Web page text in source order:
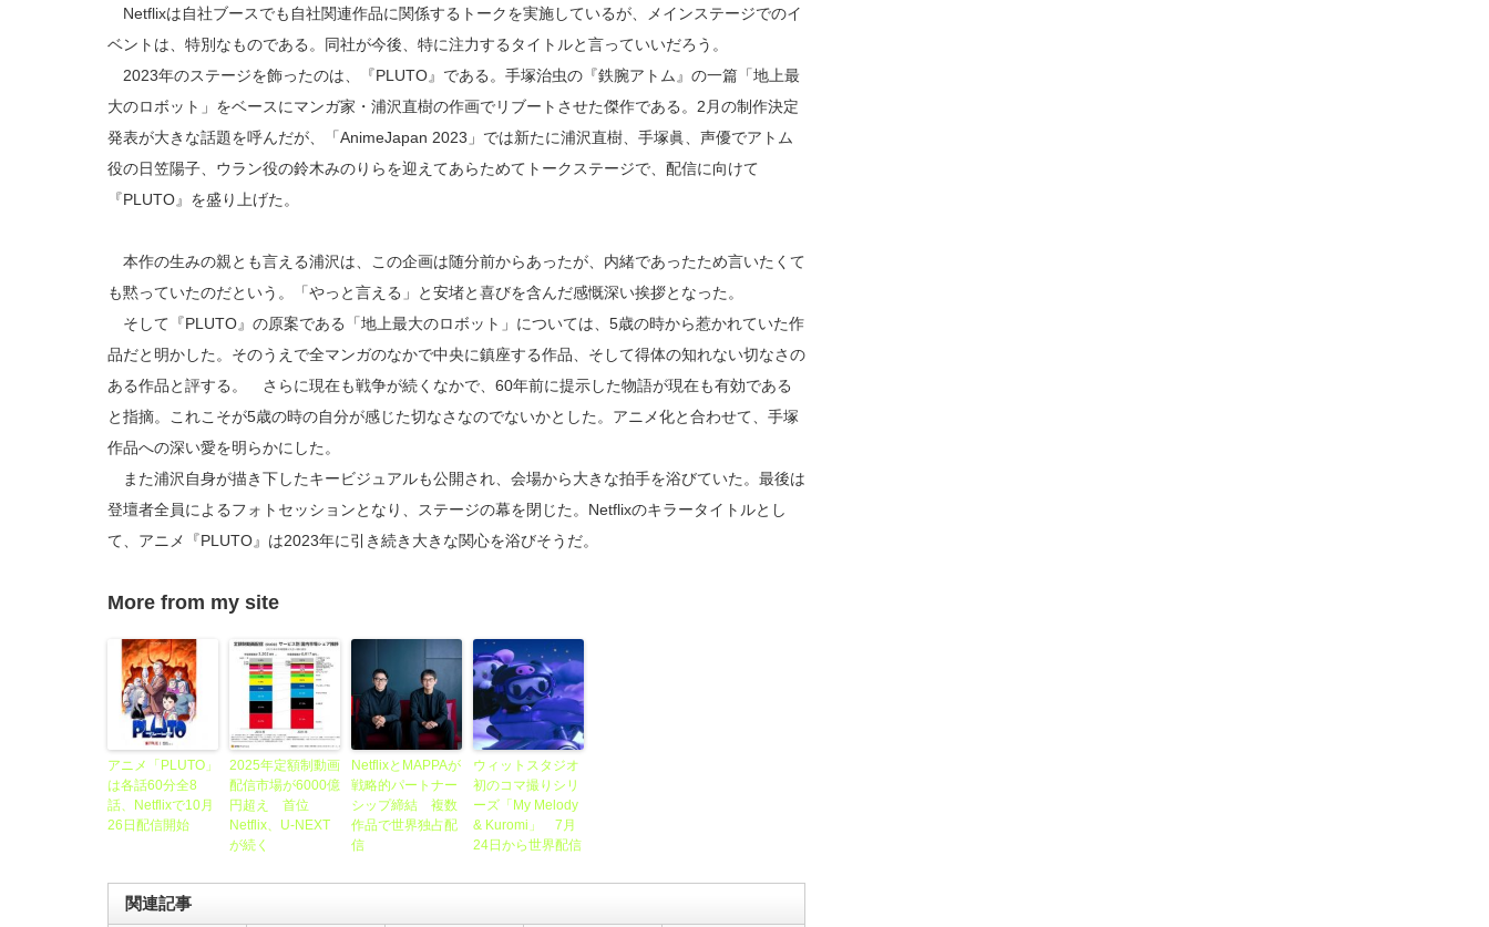
Netflixは自社ブースでも自社関連作品に関係するトークを実施しているが、メインステージでのイ
ベントは、特別なものである。同社が今後、特に注力するタイトルと言っていいだろう。
2023年のステージを飾ったのは、『PLUTO』である。手塚治虫の『鉄腕アトム』の一篇「地上最
大のロボット」をベースにマンガ家・浦沢直樹の作画でリブートさせた傑作である。2月の制作決定
発表が大きな話題を呼んだが、「AnimeJapan 2023」では新たに浦沢直樹、手塚眞、声優でアトム
役の日笠陽子、ウラン役の鈴木みのりらを迎えてあらためてトークステージで、配信に向けて
『PLUTO』を盛り上げた。
本作の生みの親とも言える浦沢は、この企画は随分前からあったが、内緒であったため言いたくて
も黙っていたのだという。「やっと言える」と安堵と喜びを含んだ感慨深い挨拶となった。
そして『PLUTO』の原案である「地上最大のロボット」については、5歳の時から惹かれていた作
品だと明かした。そのうえで全マンガのなかで中央に鎮座する作品、そして得体の知れない切なさの
ある作品と評する。 さらに現在も戦争が続くなかで、60年前に提示した物語が現在も有効である
と指摘。これこそが5歳の時の自分が感じた切なさなのでないかとした。アニメ化と合わせて、手塚
作品への深い愛を明らかにした。
また浦沢自身が描き下したキービジュアルも公開され、会場から大きな拍手を浴びていた。最後は
登壇者全員によるフォトセッションとなり、ステージの幕を閉じた。Netflixのキラータイトルとし
て、アニメ『PLUTO』は2023年に引き続き大きな関心を浴びそうだ。
More from my site
アニメ「PLUTO」
は各話60分全8
話、Netflixで10月
26日配信開始
2025年定額制動画
配信市場が6000億
円超え 首位
Netflix、U-NEXT
が続く
NetflixとMAPPAが
戦略的パートナー
シップ締結 複数
作品で世界独占配
信
ウィットスタジオ
初のコマ撮りシリ
ーズ「My Melody
& Kuromi」 7月
24日から世界配信
関連記事